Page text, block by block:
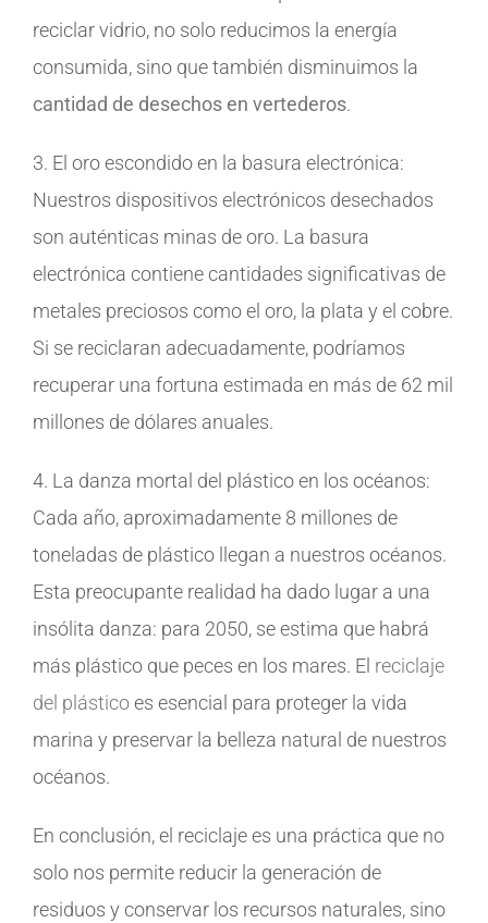
reciclar vidrio, no solo reducimos la energía
consumida, sino que también disminuimos la
cantidad de desechos en vertederos.
3. El oro escondido en la basura electrónica:
Nuestros dispositivos electrónicos desechados
son auténticas minas de oro. La basura
electrónica contiene cantidades significativas de
metales preciosos como el oro, la plata y el cobre.
Si se reciclaran adecuadamente, podríamos
recuperar una fortuna estimada en más de 62 mil
millones de dólares anuales.
4. La danza mortal del plástico en los océanos:
Cada año, aproximadamente 8 millones de
toneladas de plástico llegan a nuestros océanos.
Esta preocupante realidad ha dado lugar a una
insólita danza: para 2050, se estima que habrá
más plástico que peces en los mares. El reciclaje
del plásticoes esencial para proteger la vida
marina y preservar la belleza natural de nuestros
océanos.
En conclusión, el reciclaje es una práctica que no
solo nos permite reducir la generación de
residuos y conservar los recursos naturales, sino